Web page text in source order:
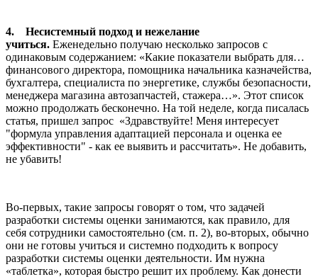
4. Несистемный подход и нежелание
учиться. Еженедельно получаю несколько запросов с
одинаковым содержанием: «Какие показатели выбрать для…
финансового директора, помощника начальника казначейства,
бухгалтера, специалиста по энергетике, службы безопасности,
менеджера магазина автозапчастей, стажера…». Этот список
можно продолжать бесконечно. На той неделе, когда писалась
статья, пришел запрос «Здравствуйте! Меня интересует
"формула управления адаптацией персонала и оценка ее
эффективности" - как ее выявить и рассчитать». Не добавить,
не убавить!
Во-первых, такие запросы говорят о том, что задачей
разработки системы оценки занимаются, как правило, для
себя сотрудники самостоятельно (см. п. 2), во-вторых, обычно
они не готовы учиться и системно подходить к вопросу
разработки системы оценки деятельности. Им нужна
«таблетка», которая быстро решит их проблему. Как донести